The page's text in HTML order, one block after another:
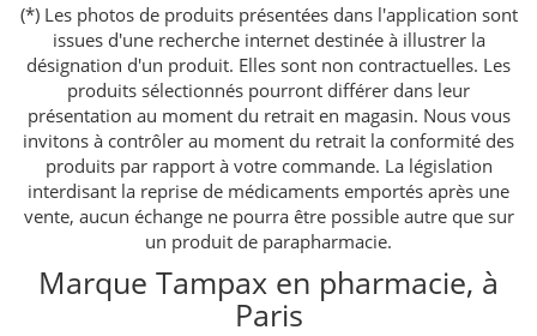
(*) Les photos de produits présentées dans l'application sont
issues d'une recherche internet destinée à illustrer la
désignation d'un produit. Elles sont non contractuelles. Les
produits sélectionnés pourront différer dans leur
présentation au moment du retrait en magasin. Nous vous
invitons à contrôler au moment du retrait la conformité des
produits par rapport à votre commande. La législation
interdisant la reprise de médicaments emportés après une
vente, aucun échange ne pourra être possible autre que sur
un produit de parapharmacie.
Marque Tampax en pharmacie, à
Paris